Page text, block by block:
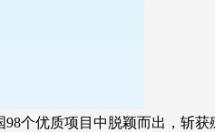
个优质项目中脱颖而出，斩获